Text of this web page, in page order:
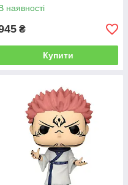
наявності
₴
Купити